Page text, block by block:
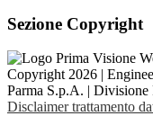
Sezione Copyright
Copyright 2026 |
Parma S.p.A. |
Disclaimer trattamento